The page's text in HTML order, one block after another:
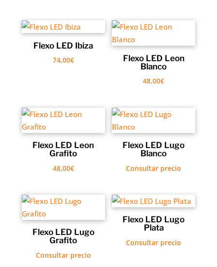
Flexo LED Ibiza
74,00€
Flexo LED Leon
Blanco
48,00€
Flexo LED Leon
Grafito
48,00€
Flexo LED Lugo
Blanco
Consultar precio
Flexo LED Lugo
Grafito
Consultar precio
Flexo LED Lugo
Plata
Consultar precio